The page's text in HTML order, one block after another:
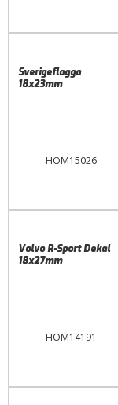
HOM15026
Sverigeflagga
18x23mm
HOM14191
Volvo R-Sport Dekal
18x27mm